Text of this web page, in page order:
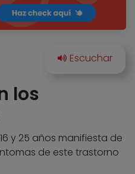
los
y 25 años manifiesta de
de este trastorno